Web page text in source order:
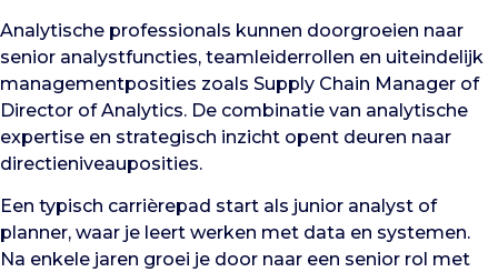
Analytische professionals kunnen doorgroeien naar
senior analystfuncties, teamleiderrollen en uiteindelijk
managementposities zoals Supply Chain Manager of
Director of Analytics. De combinatie van analytische
expertise en strategisch inzicht opent deuren naar
directieniveauposities.
Een typisch carrièrepad start als junior analyst of
planner, waar je leert werken met data en systemen.
Na enkele jaren groei je door naar een senior rol met